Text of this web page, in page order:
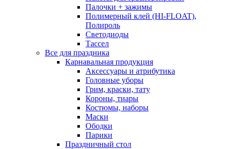
Палочки + зажимы
Полимерный клей (HI-FLOAT),
Полироль
Светодиоды
Тассел
Все для праздника
Карнавальная продукция
Аксессуары и атрибутика
Головные уборы
Грим, краски, тату
Короны, тиары
Костюмы, наборы
Маски
Ободки
Парики
Праздничный стол